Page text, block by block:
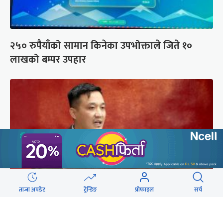
२५० रुपैयाँको सामान किनेका उपभोक्ताले जिते १०
लाखको बम्पर उपहार
ताजा अपडेट ट्रेन्डिङ प्रोफाइल सर्च